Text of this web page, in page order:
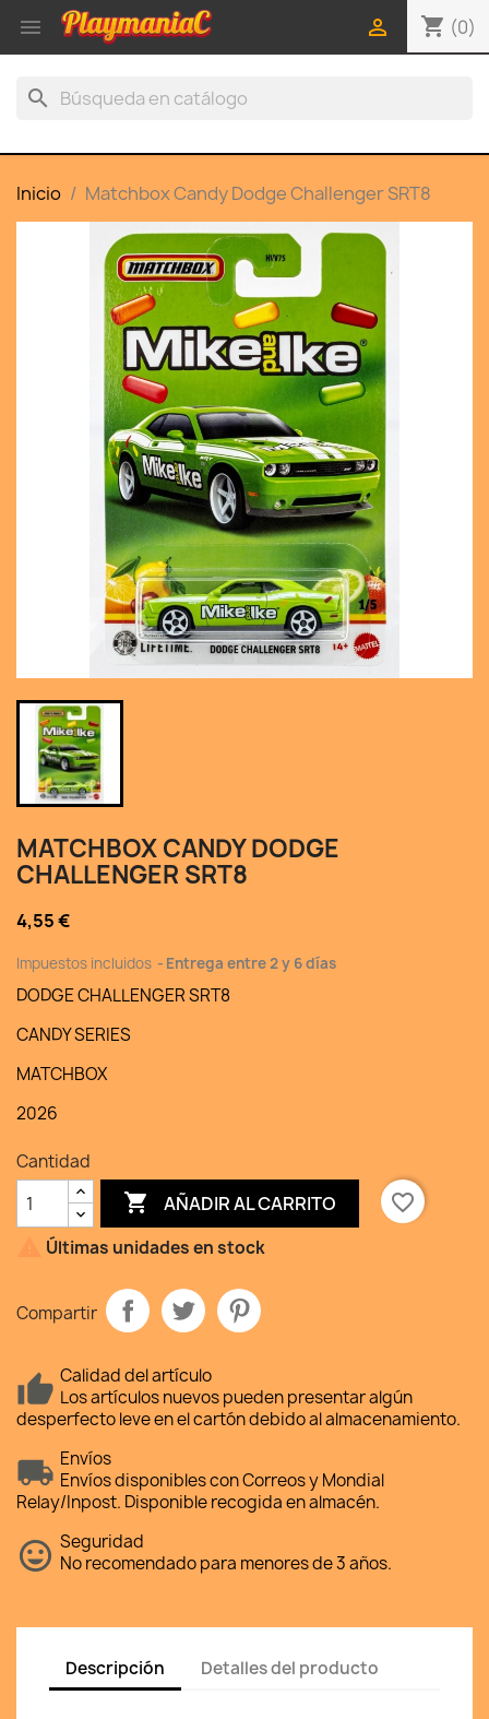
 shopping_cart (0)

search
Inicio Matchbox Candy Dodge Challenger SRT8
MATCHBOX CANDY DODGE
CHALLENGER SRT8
4,55 €
Impuestos incluidos Entrega entre 2 y 6 días
DODGE CHALLENGER SRT8
CANDY SERIES
MATCHBOX
2026
Cantidad
 AÑADIR AL CARRITO
favorite_border
Últimas unidades en stock
Compartir
Calidad del artículo
Los artículos nuevos pueden presentar algún
desperfecto leve en el cartón debido al almacenamiento.
Envíos
Envíos disponibles con Correos y Mondial
Relay/Inpost. Disponible recogida en almacén.
Seguridad
No recomendado para menores de 3 años.
Descripción Detalles del producto